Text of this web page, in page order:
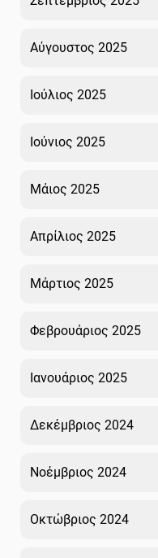
Αύγουστος 2025
Ιούλιος 2025
Ιούνιος 2025
Μάιος 2025
Απρίλιος 2025
Μάρτιος 2025
Φεβρουάριος 2025
Ιανουάριος 2025
Δεκέμβριος 2024
Νοέμβριος 2024
Οκτώβριος 2024